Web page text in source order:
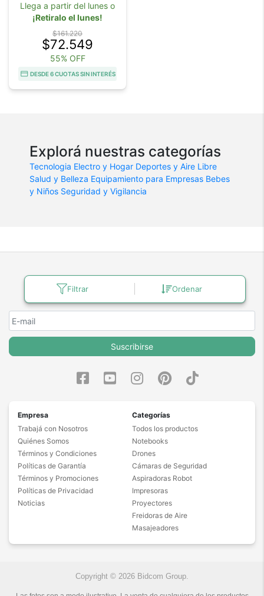
Filtrar Ordenar
Llega a partir del lunes o
¡Retiralo el lunes!
$161.220
$72.549
55% OFF
DESDE 6 CUOTAS SIN INTERÉS
Explorá nuestras categorías
Tecnologia Electro y Hogar Deportes y Aire Libre
Salud y Belleza Equipamiento para Empresas Bebes
y Niños Seguridad y Vigilancia
Promociones, lanzamientos y novedades
Suscribirse
Empresa
Trabajá con Nosotros
Quiénes Somos
Términos y Condiciones
Políticas de Garantía
Términos y Promociones
Políticas de Privacidad
Noticias
Categorías
Todos los productos
Notebooks
Drones
Cámaras de Seguridad
Aspiradoras Robot
Impresoras
Proyectores
Freidoras de Aire
Masajeadores
Copyright © 2026 Bidcom Group.